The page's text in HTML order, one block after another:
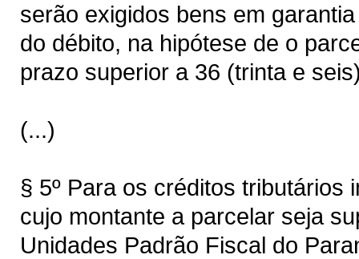
serão exigidos bens em
do débito, na hipótese de o
prazo superior a 36 (trinta e
(...)
§ 5º Para os créditos
cujo montante a parcelar seja
Unidades Padrão Fiscal do